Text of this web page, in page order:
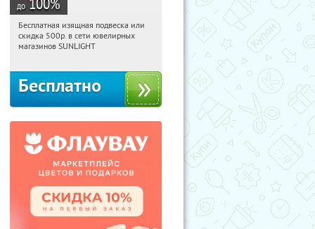
до
19:35:28 Получили:
Россия
Бесплатная изящная подвеска или
скидка 500р. в сети ювелирных
магазинов SUNLIGHT
Бесплатно